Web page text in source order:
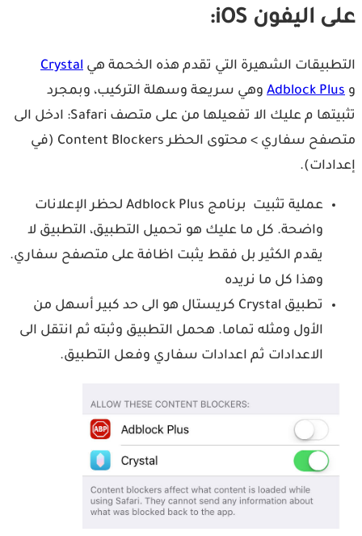
على اليفون iOS:
التطبيقات الشهيرة التي تقدم هذه الخحمة هي Crystal
و Adblock Plus وهي سريعة وسهلة التركيب، وبمجرد
تثبيتها م عليك الا تفعيلها من على متصف Safari: ادخل الى
متصفح سفاري > محتوى الحظر Content Blockers (في
إعدادات).
عملية تثبيت برنامج Adblock Plus لحظر الإعلانات
واضحة. كل ما عليك هو تحميل التطبيق، التطبيق لا
يقدم الكثير بل فقط يثبت اظافة على متصفح سفاري.
وهذا كل ما نريده
تطبيق Crystal كريستال هو الى حد كبير أسهل من
الأول ومثله تماما. هحمل التطبيق وثبته ثم انتقل الى
الاعدادات ثم اعدادات سفاري وفعل التطبيق.